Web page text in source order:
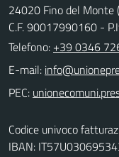
24020 Fino del Monte
C.F. 90017990160 -
Telefono: +39 0346
E-mail:
PEC:
Codice univoco
IBAN: